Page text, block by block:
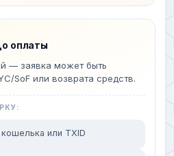
оплаты
— заявка может быть
SoF или возврата средств.
или TXID